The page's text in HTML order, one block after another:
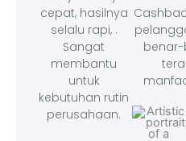
cepat, hasilnya
selalu rapi, .
Sangat
membantu
untuk
kebutuhan rutin
perusahaan.